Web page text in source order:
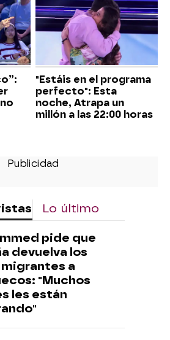
"Estáis en el programa
perfecto": Esta
noche, Atrapa un
millón a las 22:00 horas
Lo último
pide que
devuelva los
a
"Muchos
les están